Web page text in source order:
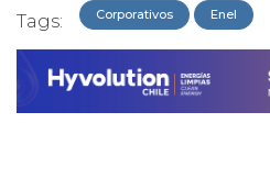
Tags: Corporativos Enel